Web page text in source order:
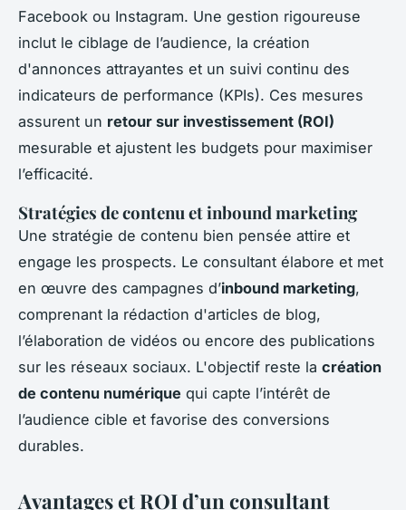
Facebook ou Instagram. Une gestion rigoureuse
inclut le ciblage de l’audience, la création
d'annonces attrayantes et un suivi continu des
indicateurs de performance (KPIs). Ces mesures
assurent un retour sur investissement (ROI)
mesurable et ajustent les budgets pour maximiser
l’efficacité.
Stratégies de contenu et inbound marketing
Une stratégie de contenu bien pensée attire et
engage les prospects. Le consultant élabore et met
en œuvre des campagnes d’inbound marketing,
comprenant la rédaction d'articles de blog,
l’élaboration de vidéos ou encore des publications
sur les réseaux sociaux. L'objectif reste la création
de contenu numérique qui capte l’intérêt de
l’audience cible et favorise des conversions
durables.
Avantages et ROI d’un consultant